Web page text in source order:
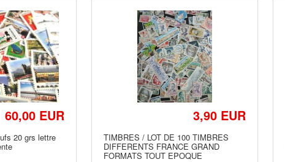
60,00 EUR
20 grs lettre
3,90 EUR
TIMBRES / LOT DE 100 TIMBRES
DIFFERENTS FRANCE GRAND
FORMATS TOUT EPOQUE